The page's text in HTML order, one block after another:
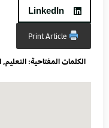
LinkedIn
Print Article
الكلمات المفتاحية:التعليم,